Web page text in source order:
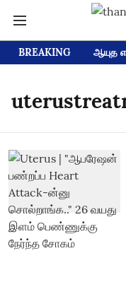
BREAKING ஆயுத